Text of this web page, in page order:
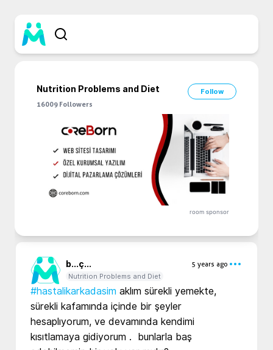
Nutrition Problems and Diet
Follow
16009 Followers
room sponsor
b...ç...
5 years ago
Nutrition Problems and Diet
#hastalikarkadasim aklım sürekli yemekte,
sürekli kafamında içinde bir şeyler
hesaplıyorum, ve devamında kendimi
kısıtlamaya gidiyorum .  bunlarla baş